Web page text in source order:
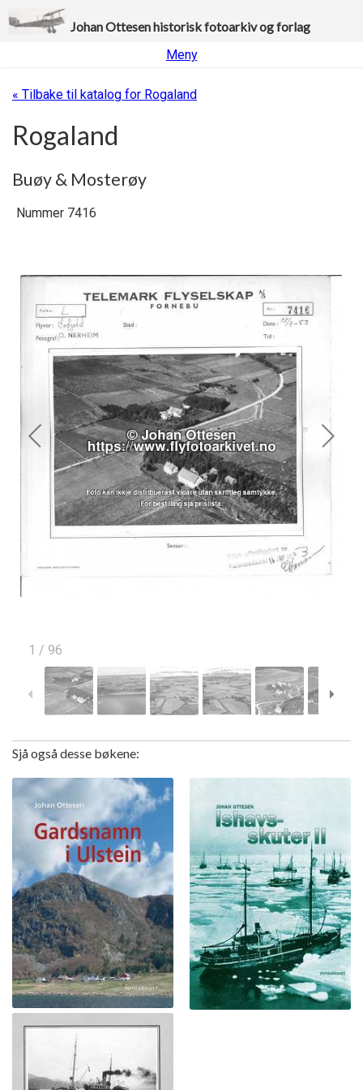
Johan Ottesen historisk fotoarkiv og forlag
Meny
« Tilbake til katalog for Rogaland
Rogaland
Buøy & Mosterøy
1 / 96
Nummer 7416
Sjå også desse bøkene: